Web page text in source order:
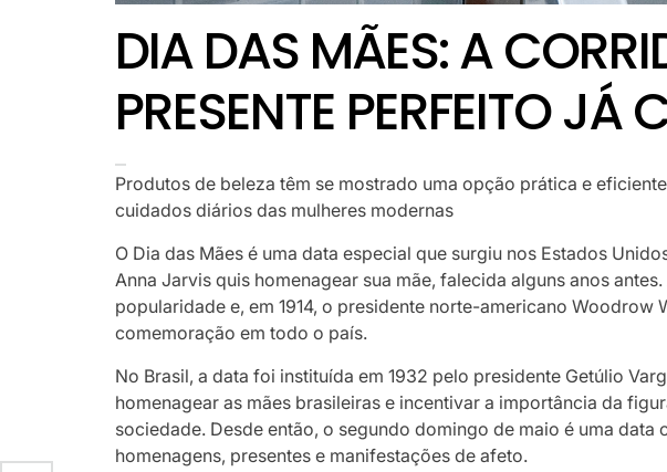
DIA DAS MÃES: A
PRESENTE PERFEITO JÁ
Produtos de beleza têm se mostrado uma opção prática e
cuidados diários das mulheres modernas
O Dia das Mães é uma data especial que surgiu nos Estados
Anna Jarvis quis homenagear sua mãe, falecida alguns anos
popularidade e, em 1914, o presidente norte-americano Woodrow
comemoração em todo o país.
No Brasil, a data foi instituída em 1932 pelo presidente Getúlio
homenagear as mães brasileiras e incentivar a importância da
sociedade. Desde então, o segundo domingo de maio é uma data
homenagens, presentes e manifestações de afeto.